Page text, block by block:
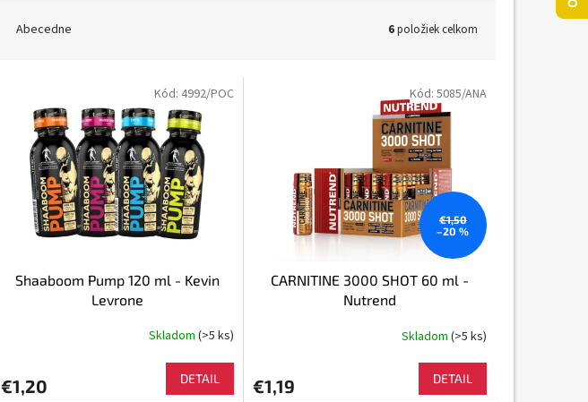
Abecedne 6položiek celkom
Shaaboom Pump 120 ml - Kevin
Levrone
Skladom (>5 ks)
€1,20 DETAIL
Kód: 4992/POC
€1,50
–20 %
CARNITINE 3000 SHOT 60 ml -
Nutrend
Skladom (>5 ks)
€1,19 DETAIL
Kód: 5085/ANA